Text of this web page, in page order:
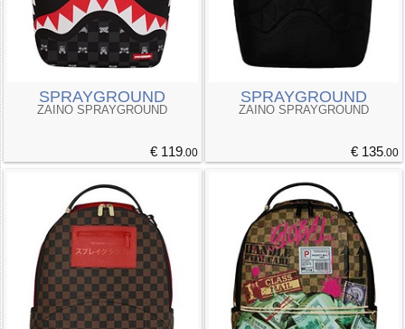
SPRAYGROUND
ZAINO SPRAYGROUND
€ 119.00
SPRAYGROUND
ZAINO SPRAYGROUND
€ 135.00